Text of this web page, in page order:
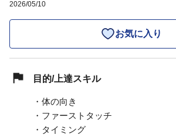
2026/05/10
お気に入り
目的/上達スキル
・体の向き
・ファーストタッチ
・タイミング